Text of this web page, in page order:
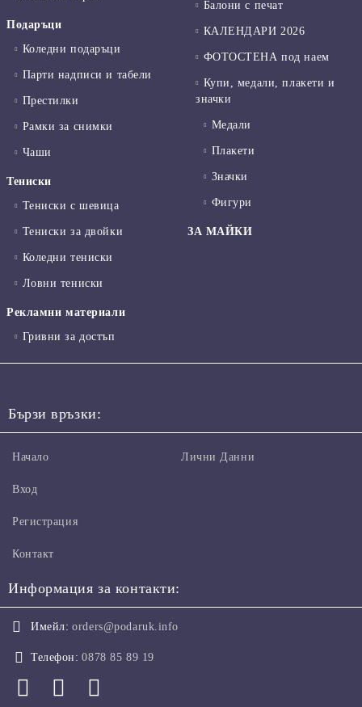
Подаръци
Коледни подаръци
Парти надписи и табели
Престилки
Рамки за снимки
Чаши
Тениски
Тениски с шевица
Тениски за двойки
Коледни тениски
Ловни тениски
Рекламни материали
Гривни за достъп
Балони с печат
КАЛЕНДАРИ 2026
ФОТОСТЕНА под наем
Купи, медали, плакети и
значки
Медали
Плакети
Значки
Фигури
ЗА МАЙКИ
Бързи връзки:
Начало
Вход
Регистрация
Контакт
Лични Данни
Информация за контакти:
Имейл: orders@podaruk.info
Телефон: 0878 85 89 19